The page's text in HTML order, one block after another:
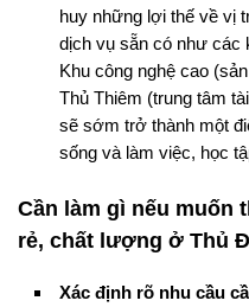
huy những lợi thế về vị
dịch vụ sẵn có như các
Khu công nghệ cao
Thủ Thiêm (trung tâm
sẽ sớm trở thành một
sống và làm việc, học
Cần làm gì nếu muốn
rẻ, chất lượng ở Thủ
Xác định rõ nhu cầu